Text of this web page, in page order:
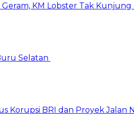
KM Lobster Tak Kunjung
Selatan
Korupsi BRI dan Proyek